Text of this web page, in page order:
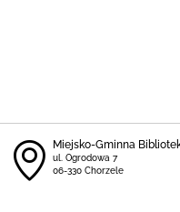
Miejsko-Gminna
ul. Ogrodowa 7
06-330 Chorzele